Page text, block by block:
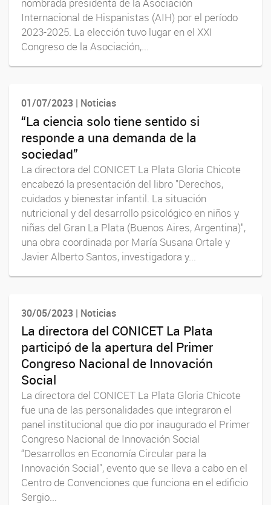
nombrada presidenta de la Asociación
Internacional de Hispanistas (AIH) por el período
2023-2025. La elección tuvo lugar en el XXI
Congreso de la Asociación,...
01/07/2023 | Noticias
“La ciencia solo tiene sentido si
responde a una demanda de la
sociedad”
La directora del CONICET La Plata Gloria Chicote
encabezó la presentación del libro "Derechos,
cuidados y bienestar infantil. La situación
nutricional y del desarrollo psicológico en niños y
niñas del Gran La Plata (Buenos Aires, Argentina)",
una obra coordinada por María Susana Ortale y
Javier Alberto Santos, investigadora y...
30/05/2023 | Noticias
La directora del CONICET La Plata
participó de la apertura del Primer
Congreso Nacional de Innovación
Social
La directora del CONICET La Plata Gloria Chicote
fue una de las personalidades que integraron el
panel institucional que dio por inaugurado el Primer
Congreso Nacional de Innovación Social
“Desarrollos en Economía Circular para la
Innovación Social”, evento que se lleva a cabo en el
Centro de Convenciones que funciona en el edificio
Sergio...